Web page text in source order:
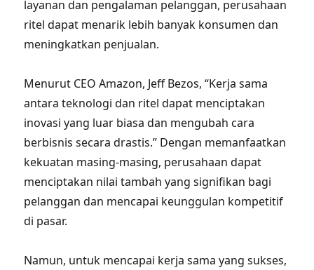
layanan dan pengalaman pelanggan, perusahaan
ritel dapat menarik lebih banyak konsumen dan
meningkatkan penjualan.
Menurut CEO Amazon, Jeff Bezos, “Kerja sama
antara teknologi dan ritel dapat menciptakan
inovasi yang luar biasa dan mengubah cara
berbisnis secara drastis.” Dengan memanfaatkan
kekuatan masing-masing, perusahaan dapat
menciptakan nilai tambah yang signifikan bagi
pelanggan dan mencapai keunggulan kompetitif
di pasar.
Namun, untuk mencapai kerja sama yang sukses,